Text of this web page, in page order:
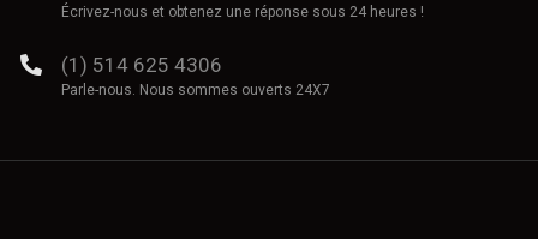
Écrivez-nous et obtenez une réponse sous 24 heures !
(1) 514 625 4306
Parle-nous. Nous sommes ouverts 24X7